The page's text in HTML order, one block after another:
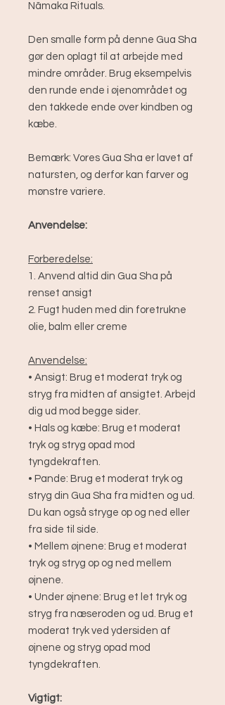
Nãmaka Rituals.
Den smalle form på denne Gua Sha
gør den oplagt til at arbejde med
mindre områder. Brug eksempelvis
den runde ende i øjenområdet og
den takkede ende over kindben og
kæbe.
Bemærk: Vores Gua Sha er lavet af
natursten, og derfor kan farver og
mønstre variere.
Anvendelse:
Forberedelse:
1. Anvend altid din Gua Sha på
renset ansigt
2. Fugt huden med din foretrukne
olie, balm eller creme
Anvendelse:
• Ansigt: Brug et moderat tryk og
stryg fra midten af ansigtet. Arbejd
dig ud mod begge sider.
• Hals og kæbe: Brug et moderat
tryk og stryg opad mod
tyngdekraften.
• Pande: Brug et moderat tryk og
stryg din Gua Sha fra midten og ud.
Du kan også stryge op og ned eller
fra side til side.
• Mellem øjnene: Brug et moderat
tryk og stryg op og ned mellem
øjnene.
• Under øjnene: Brug et let tryk og
stryg fra næseroden og ud. Brug et
moderat tryk ved ydersiden af
øjnene og stryg opad mod
tyngdekraften.
Vigtigt: